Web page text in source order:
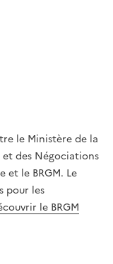
le Ministère de la
des Négociations
le BRGM. Le
pour les
le BRGM